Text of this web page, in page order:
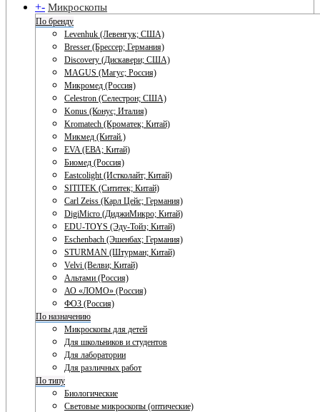
+- Микроскопы
По бренду
Levenhuk (Левенгук; США)
Bresser (Брессер; Германия)
Discovery (Дискавери; США)
MAGUS (Магус; Россия)
Микромед (Россия)
Celestron (Селестрон; США)
Konus (Конус; Италия)
Kromatech (Кроматек; Китай)
Микмед (Китай.)
EVA (ЕВА; Китай)
Биомед (Россия)
Eastcolight (Истколайт; Китай)
SITITEK (Сититек; Китай)
Carl Zeiss (Карл Цейс; Германия)
DigiMicro (ДиджиМикро; Китай)
EDU-TOYS (Эду-Тойз; Китай)
Eschenbach (Эшенбах; Германия)
STURMAN (Штурман; Китай)
Velvi (Велви; Китай)
Альтами (Россия)
АО «ЛОМО» (Россия)
ФОЗ (Россия)
По назначению
Микроскопы для детей
Для школьников и студентов
Для лаборатории
Для различных работ
По типу
Биологические
Световые микроскопы (оптические)